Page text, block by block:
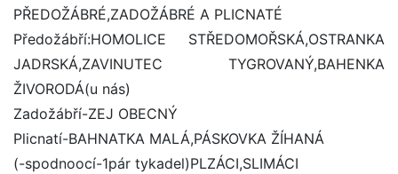
PŘEDOŽÁBRÉ,ZADOŽÁBRÉ A PLICNATÉ
Předožábří:HOMOLICE STŘEDOMOŘSKÁ,OSTRANKA
JADRSKÁ,ZAVINUTEC TYGROVANÝ,BAHENKA
ŽIVORODÁ(u nás)
Zadožábří-ZEJ OBECNÝ
Plicnatí-BAHNATKA MALÁ,PÁSKOVKA ŽÍHANÁ
(-spodnoocí-1pár tykadel)PLZÁCI,SLIMÁCI